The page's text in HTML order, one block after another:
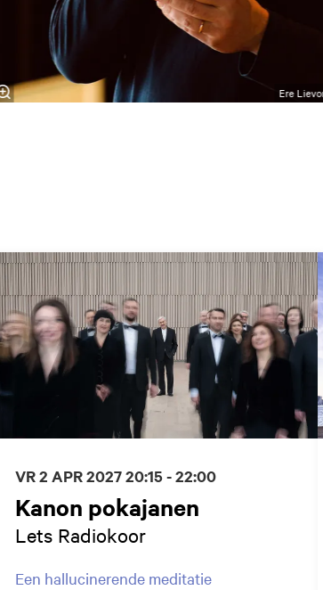
Ere
Kanon pokajanen
Lets Radiokoor
Een hallucinerende meditatie
VR 2 APR 202720:15 - 22:00